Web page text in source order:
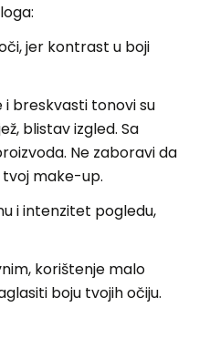
jer kontrast u boji
i breskvasti tonovi su
blistav izgled. Sa
Ne zaboravi da
make-up.
i intenzitet pogledu,
korištenje malo
boju tvojih očiju.